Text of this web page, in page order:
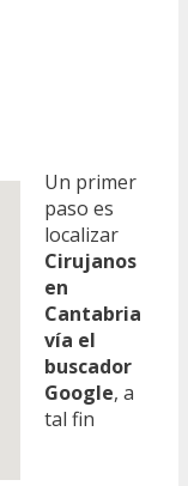
Un primer
paso es
localizar
Cirujanos
en
Cantabria
vía el
buscador
Google, a
tal fin